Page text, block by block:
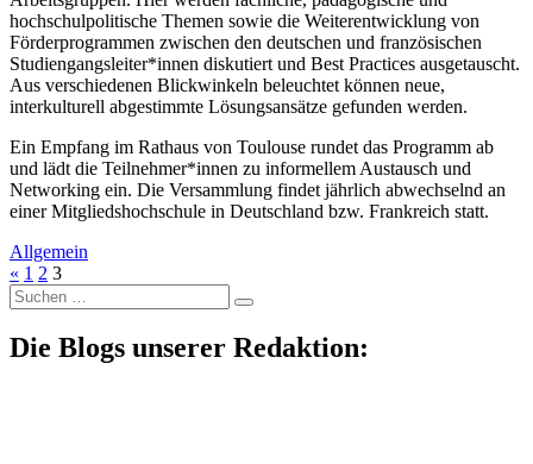
hochschulpolitische Themen sowie die Weiterentwicklung von
Förderprogrammen zwischen den deutschen und französischen
Studiengangsleiter*innen diskutiert und Best Practices ausgetauscht.
Aus verschiedenen Blickwinkeln beleuchtet können neue,
interkulturell abgestimmte Lösungsansätze gefunden werden.
Ein Empfang im Rathaus von Toulouse rundet das Programm ab
und lädt die Teilnehmer*innen zu informellem Austausch und
Networking ein. Die Versammlung findet jährlich abwechselnd an
einer Mitgliedshochschule in Deutschland bzw. Frankreich statt.
Allgemein
« 1 2 3
Suche
nach:
Die Blogs unserer Redaktion: